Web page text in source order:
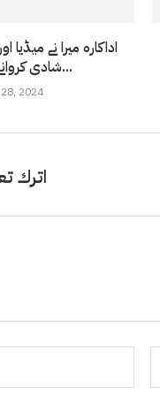
اداکارہ میرا نے
شادی کروانے کا ٹاسک...
2024
اترك